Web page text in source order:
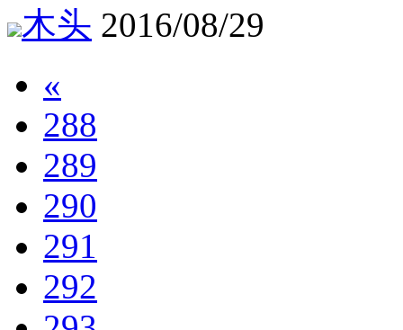
木头 2016/08/29
«
288
289
290
291
292